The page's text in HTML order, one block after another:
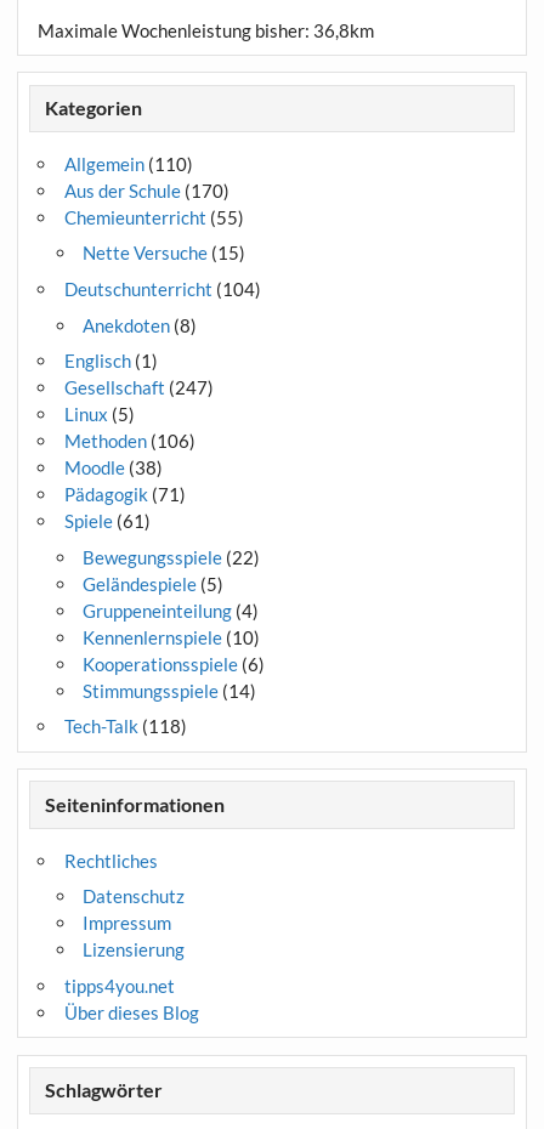
Maximale Wochenleistung bisher: 36,8km
Kategorien
Allgemein(110)
Aus der Schule(170)
Chemieunterricht (55)
Nette Versuche(15)
Deutschunterricht (104)
Anekdoten(8)
Englisch(1)
Gesellschaft (247)
Linux (5)
Methoden(106)
Moodle(38)
Pädagogik (71)
Spiele(61)
Bewegungsspiele(22)
Geländespiele(5)
Gruppeneinteilung(4)
Kennenlernspiele(10)
Kooperationsspiele(6)
Stimmungsspiele(14)
Tech-Talk (118)
Seiteninformationen
Rechtliches
Datenschutz
Impressum
Lizensierung
tipps4you.net
Über dieses Blog
Schlagwörter